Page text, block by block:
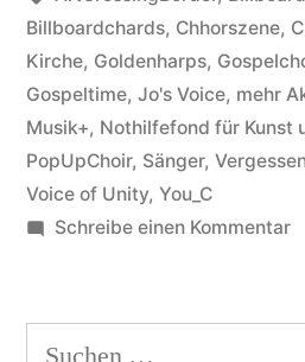
möchte
gerne
wachsen“
Billboardchards, Chhorszene,
Kirche, Goldenharps,
Gospeltime, Jo's Voice, mehr
Musik+, Nothilfefond für Kunst
PopUpChoir, Sänger,
Voice of Unity, You_C
Schreibe einen Kommentarzu
Suchen